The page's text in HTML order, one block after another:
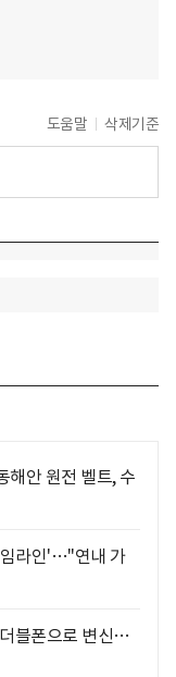
도움말 삭제기준
안 원전 벨트, 수
임라인'…"연내 가
블폰으로 변신…